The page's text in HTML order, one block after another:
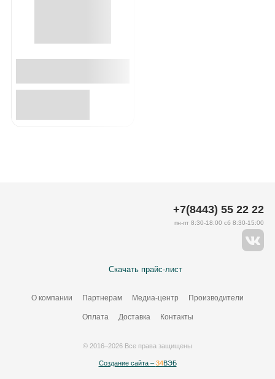
Скачать прайс-лист
О компании Партнерам Медиа-центр Производители
Оплата Доставка Контакты
+7(8443) 55 22 22
пн-пт 8:30-18:00 сб 8:30-15:00
© 2016–2026 Все права защищены
Создание сайта – 34ВЭБ